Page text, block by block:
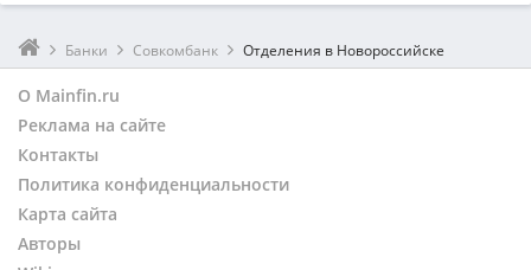
Банки Совкомбанк Отделения в Новороссийске
О Mainfin.ru
Реклама на сайте
Контакты
Политика конфиденциальности
Карта сайта
Авторы